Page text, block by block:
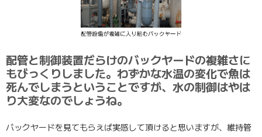
配管と制御装置だらけのバックヤードの複雑さに
もびっくりしました。わずかな水温の変化で魚は
死んでしまうということですが、水の制御はやは
り大変なのでしょうね。
バックヤードを見てもらえば実感して頂けると思いますが、維持管